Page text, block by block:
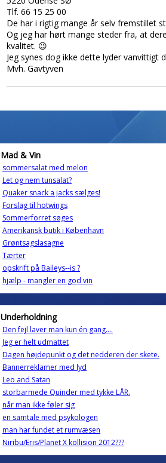
Tlf. 66 15 25 00
De har i rigtig mange år selv fremstillet
Og jeg har hørt mange steder fra, at
kvalitet. 😉
Jeg synes dog ikke dette lyder vanvittigt
Mvh. Gavtyven
Mad & Vin
sommersalat med melon
Let og nem tunsalat?
Quaker snack a jacks sælges!
Forslag til hotwings
Sommerforret søges
Amerikansk butik i København
Grøntsagslasagne
Tærter
opskrift på Baileys--is ?
hjælp - mangler en god vin
Underholdning
Den fejl laver man kun én gang....
Jeg er helt udmattet
Dagen højdepunkt og det nedderen der skete.
Bannerreklamer med lyd
Leo and Satan
storbarmede Quinder med tykke LÅR.
når man ikke føler sig
en samtale med psykologen
man har fundet et rumvæsen
Niribu/Eris/Planet X kollision 2012???